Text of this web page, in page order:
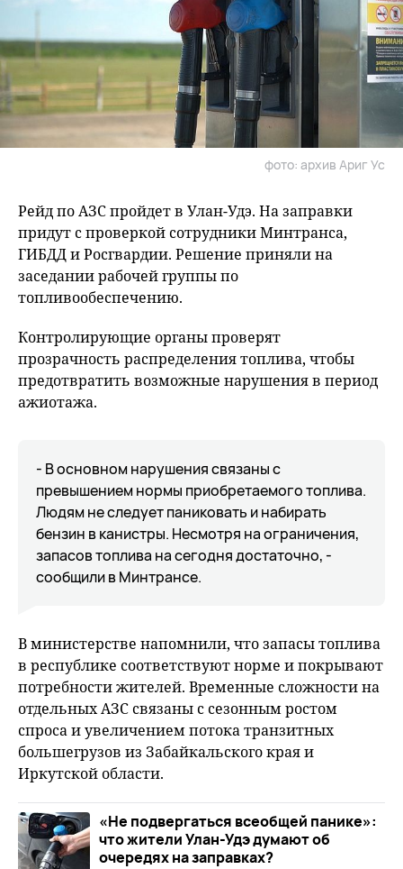
фото: архив Ариг Ус
Рейд по АЗС пройдет в Улан-Удэ. На заправки
придут с проверкой сотрудники Минтранса,
ГИБДД и Росгвардии. Решение приняли на
заседании рабочей группы по
топливообеспечению.
Контролирующие органы проверят
прозрачность распределения топлива, чтобы
предотвратить возможные нарушения в период
ажиотажа.
- В основном нарушения связаны с
превышением нормы приобретаемого топлива.
Людям не следует паниковать и набирать
бензин в канистры. Несмотря на ограничения,
запасов топлива на сегодня достаточно, -
сообщили в Минтрансе.
В министерстве напомнили, что запасы топлива
в республике соответствуют норме и покрывают
потребности жителей. Временные сложности на
отдельных АЗС связаны с сезонным ростом
спроса и увеличением потока транзитных
большегрузов из Забайкальского края и
Иркутской области.
«Не подвергаться всеобщей панике»:
что жители Улан-Удэ думают об
очередях на заправках?